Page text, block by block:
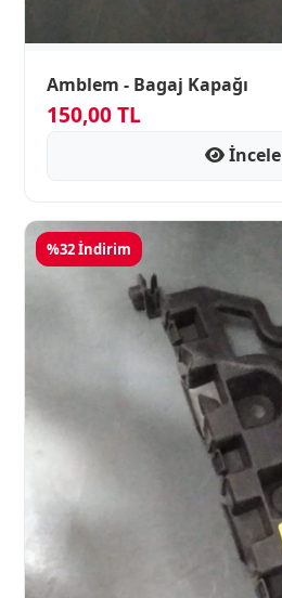
Amblem - Bagaj Kapağı
150,00 TL
İncele
%32 İndirim